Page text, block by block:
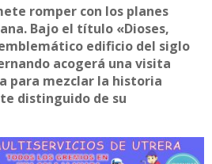
romper con los planes
Bajo el título «Dioses,
edificio del siglo
acogerá una visita
para mezclar la historia
distinguido de su